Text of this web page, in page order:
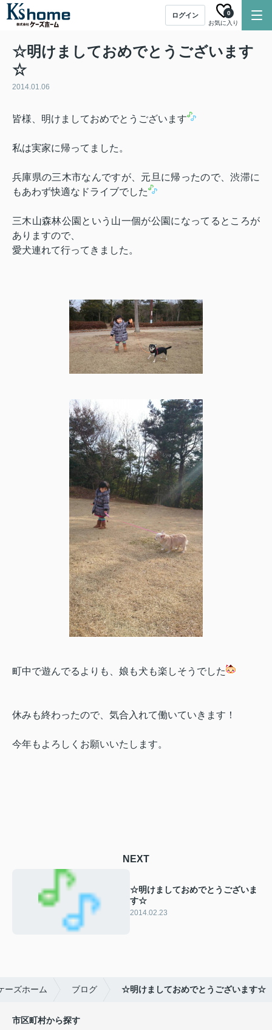
ログイン
お気に入り
0
☆明けましておめでとうございます
☆
2014.01.06
皆様、明けましておめでとうございます
私は実家に帰ってました。
兵庫県の三木市なんですが、元旦に帰ったので、渋滞に
もあわず快適なドライブでした
三木山森林公園という山一個が公園になってるところが
ありますので、
愛犬連れて行ってきました。
町中で遊んでるよりも、娘も犬も楽しそうでした
休みも終わったので、気合入れて働いていきます！
今年もよろしくお願いいたします。
NEXT
☆明けましておめでとうございま
す☆
2014.02.23
ーズホーム ブログ ☆明けましておめでとうございます☆
市区町村から探す